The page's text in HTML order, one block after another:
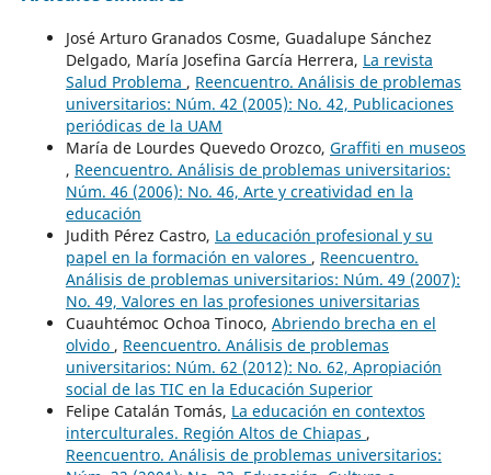
José Arturo Granados Cosme, Guadalupe Sánchez
Delgado, María Josefina García Herrera, La revista
Salud Problema , Reencuentro. Análisis de problemas
universitarios: Núm. 42 (2005): No. 42, Publicaciones
periódicas de la UAM
María de Lourdes Quevedo Orozco, Graffiti en museos
, Reencuentro. Análisis de problemas universitarios:
Núm. 46 (2006): No. 46, Arte y creatividad en la
educación
Judith Pérez Castro, La educación profesional y su
papel en la formación en valores , Reencuentro.
Análisis de problemas universitarios: Núm. 49 (2007):
No. 49, Valores en las profesiones universitarias
Cuauhtémoc Ochoa Tinoco, Abriendo brecha en el
olvido , Reencuentro. Análisis de problemas
universitarios: Núm. 62 (2012): No. 62, Apropiación
social de las TIC en la Educación Superior
Felipe Catalán Tomás, La educación en contextos
interculturales. Región Altos de Chiapas ,
Reencuentro. Análisis de problemas universitarios: